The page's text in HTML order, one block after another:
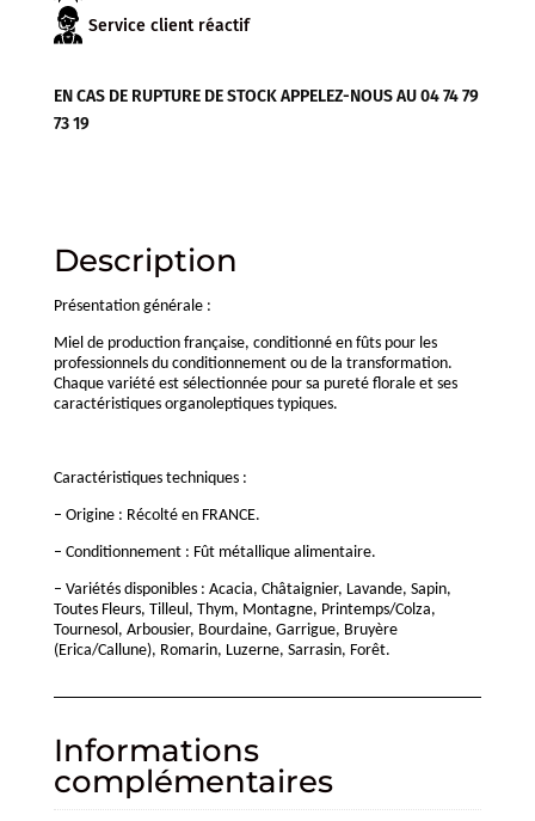
Service client réactif
EN CAS DE RUPTURE DE STOCK APPELEZ-NOUS AU 04 74 79
73 19
Description
Présentation générale :
Miel de production française, conditionné en fûts pour les
professionnels du conditionnement ou de la transformation.
Chaque variété est sélectionnée pour sa pureté florale et ses
caractéristiques organoleptiques typiques.
Caractéristiques techniques :
– Origine : Récolté en FRANCE.
– Conditionnement : Fût métallique alimentaire.
– Variétés disponibles : Acacia, Châtaignier, Lavande, Sapin,
Toutes Fleurs, Tilleul, Thym, Montagne, Printemps/Colza,
Tournesol, Arbousier, Bourdaine, Garrigue, Bruyère
(Erica/Callune), Romarin, Luzerne, Sarrasin, Forêt.
Informations
complémentaires